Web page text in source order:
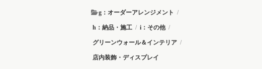
g：オーダーアレンジメント /
h：納品・施工 / i：その他 /
グリーンウォール＆インテリア /
店内装飾・ディスプレイ